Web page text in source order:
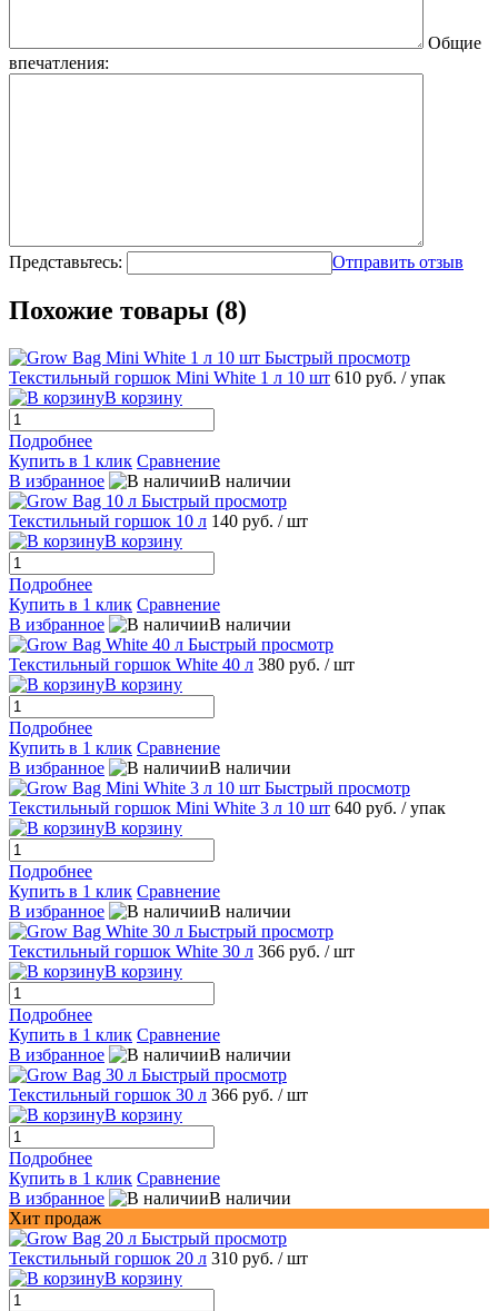
Общие
впечатления:
Представьтесь: Отправить отзыв
Похожие товары (8)
Быстрый просмотр
Текстильный горшок Mini White 1 л 10 шт 610 руб. / упак
В корзину
Подробнее
Купить в 1 клик Сравнение
В избранное
В наличии
Быстрый просмотр
Текстильный горшок 10 л 140 руб. / шт
В корзину
Подробнее
Купить в 1 клик Сравнение
В избранное
В наличии
Быстрый просмотр
Текстильный горшок White 40 л 380 руб. / шт
В корзину
Подробнее
Купить в 1 клик Сравнение
В избранное
В наличии
Быстрый просмотр
Текстильный горшок Mini White 3 л 10 шт 640 руб. / упак
В корзину
Подробнее
Купить в 1 клик Сравнение
В избранное
В наличии
Быстрый просмотр
Текстильный горшок White 30 л 366 руб. / шт
В корзину
Подробнее
Купить в 1 клик Сравнение
В избранное
В наличии
Быстрый просмотр
Текстильный горшок 30 л 366 руб. / шт
В корзину
Подробнее
Купить в 1 клик Сравнение
В избранное
В наличии
Хит продаж
Быстрый просмотр
Текстильный горшок 20 л 310 руб. / шт
В корзину